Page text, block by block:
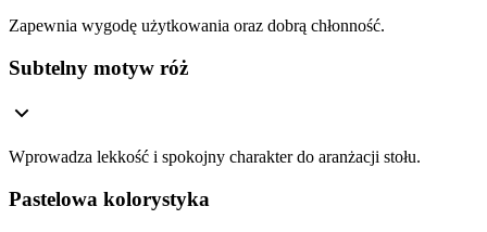
Zapewnia wygodę użytkowania oraz dobrą chłonność.
Subtelny motyw róż
Wprowadza lekkość i spokojny charakter do aranżacji stołu.
Pastelowa kolorystyka